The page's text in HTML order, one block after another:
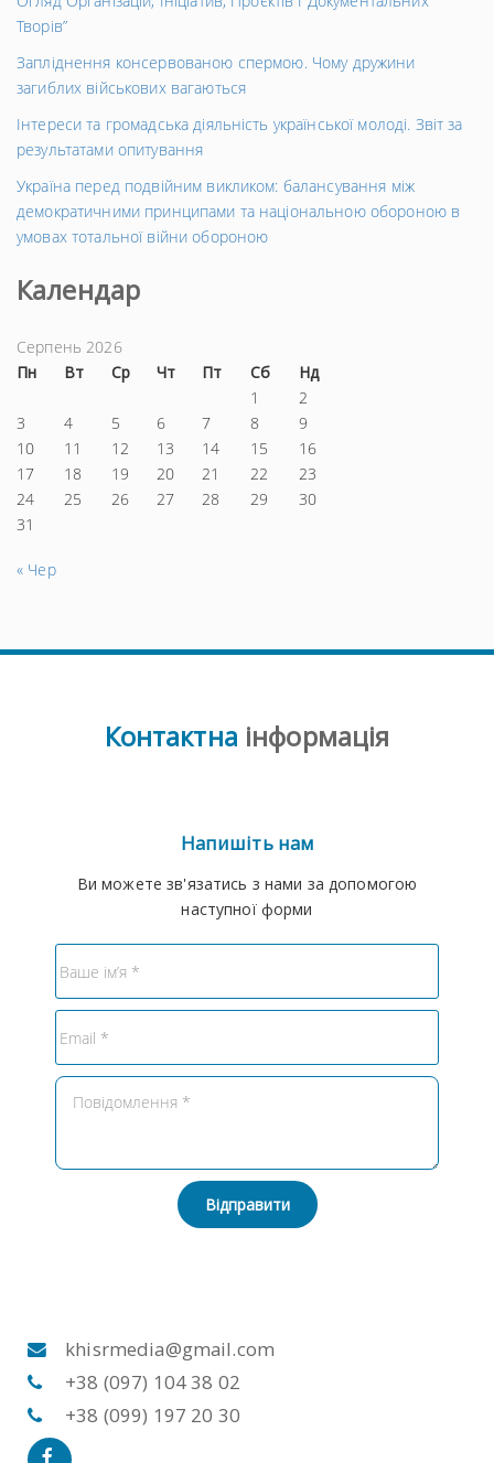
Творів”
Запліднення консервованою спермою. Чому дружини
загиблих військових вагаються
Інтереси та громадська діяльність української молоді. Звіт за
результатами опитування
Україна перед подвійним викликом: балансування між
демократичними принципами та національною обороною в
умовах тотальної війни обороною
Календар
Серпень 2026
Пн
Вт Ср Чт Пт Сб
Нд
1
2
3
4 5 6 7 8
9
10
11 12 13 14 15
16
17
18 19 20 21 22
23
24
25 26 27 28 29
30
31
« Чер
Контактна інформація
Напишіть нам
Ви можете зв'язатись з нами за допомогою
наступної форми
Відправити
khisrmedia@gmail.com
+38 (097) 104 38 02
+38 (099) 197 20 30